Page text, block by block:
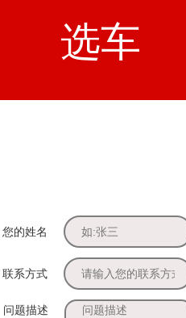
选车
您的姓名
联系方式
问题描述